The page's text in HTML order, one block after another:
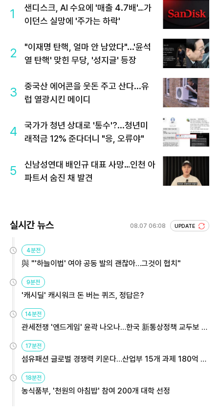
1
샌디스크, AI 수요에 '매출 4.7배'…가
이던스 실망에 '주가는 하락'
2
"이재명 탄핵, 얼마 안 남았다"...'윤석
열 탄핵' 맞힌 무당, '성지글' 등장
3
중국산 에어콘을 웃돈 주고 산다...유
럽 열광시킨 메이디
4
국가가 청년 상대로 '통수'?...청년미
래적금 12% 준다더니 "응, 오류야"
5
신남성연대 배인규 대표 사망…인천 아
파트서 숨진 채 발견
실시간 뉴스 08.07 06:08 UPDATE
4분전
與 "'하늘이법' 여야 공동 발의 괜찮아…그것이 협치"
9분전
'캐시딜' 캐시워크 돈 버는 퀴즈, 정답은?
14분전
관세전쟁 '엔드게임' 윤곽 나오나…한국 新통상정책 교두보 활
용해야
17분전
섬유패션 글로벌 경쟁력 키운다…산업부 15개 과제 180억 지
원
18분전
농식품부, '천원의 아침밥' 참여 200개 대학 선정